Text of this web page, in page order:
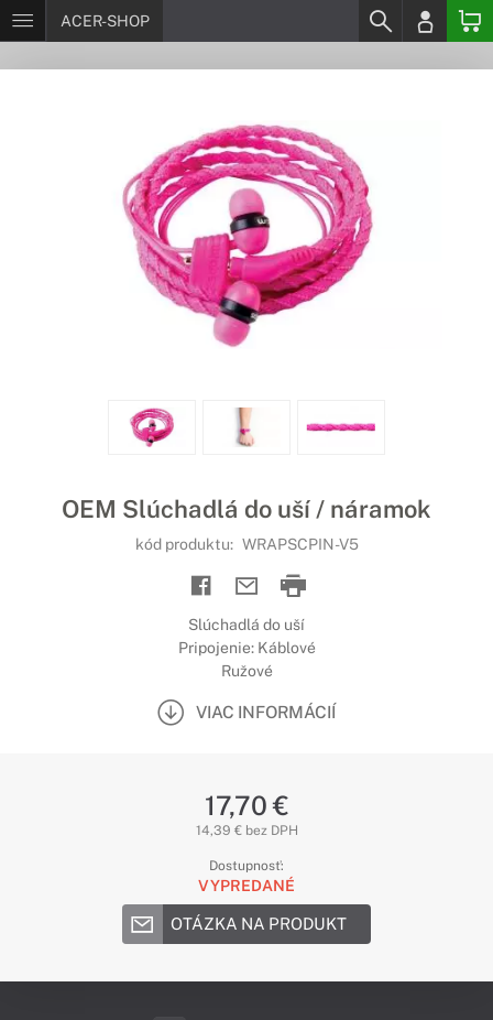
ACER-SHOP
OEM Slúchadlá do uší / náramok
kód produktu: WRAPSCPIN-V5
Slúchadlá do uší
Pripojenie: Káblové
Ružové
VIAC INFORMÁCIÍ
17,70 €
14,39 € bez DPH
Dostupnosť:
VYPREDANÉ
OTÁZKA NA PRODUKT